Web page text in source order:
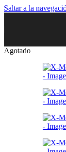
Saltar a la
Agotado